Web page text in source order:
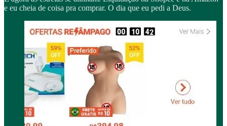
e eu cheia de coisa pra comprar. O dia que eu pedi a Deus.